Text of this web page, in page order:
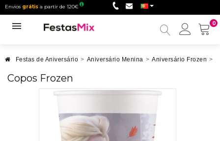
Envios grátis a partir de 120€
0
Minha
Festas de Aniversário > Aniversário Menina > Aniversário Frozen >
Copos Frozen